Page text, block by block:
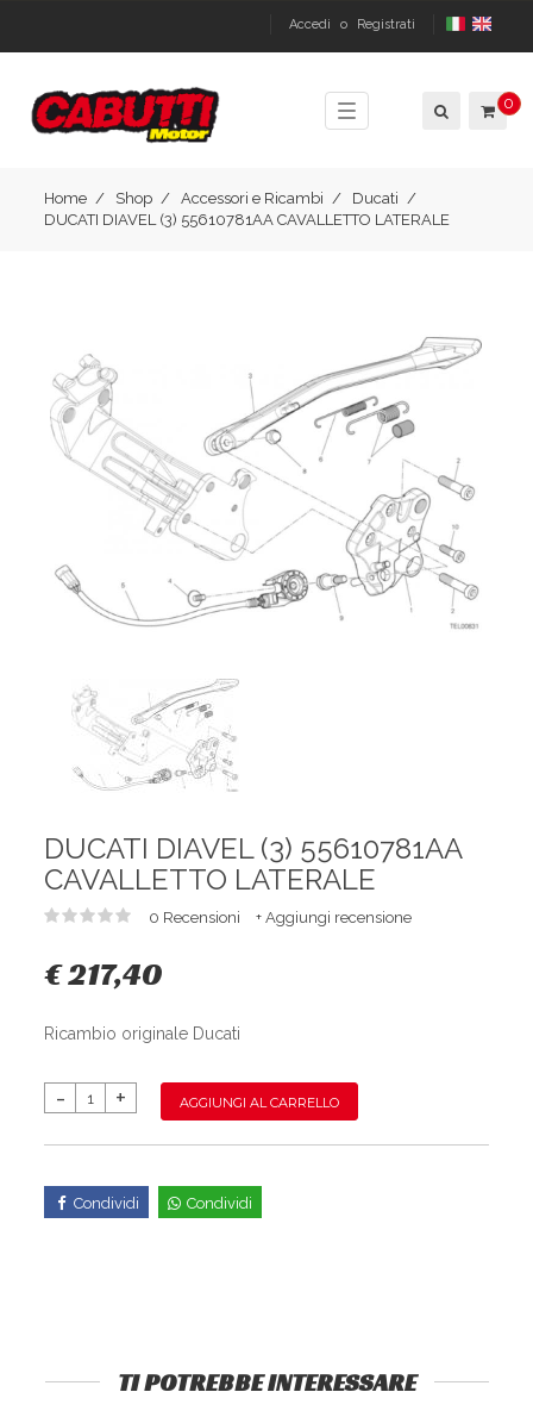
Accedi o Registrati
Toggle
navigation
0
Home Shop Accessori e Ricambi
Ducati
DUCATI DIAVEL (3) 55610781AA CAVALLETTO LATERALE
DUCATI DIAVEL (3) 55610781AA
CAVALLETTO LATERALE
0 Recensioni + Aggiungi recensione
€ 217,40
Ricambio originale Ducati
AGGIUNGI AL CARRELLO
Condividi Condividi
TI POTREBBE INTERESSARE